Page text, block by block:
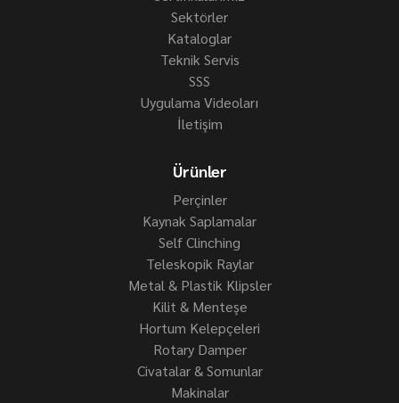
Sektörler
Kataloglar
Teknik Servis
SSS
Uygulama Videoları
İletişim
Ürünler
Perçinler
Kaynak Saplamalar
Self Clinching
Teleskopik Raylar
Metal & Plastik Klipsler
Kilit & Menteşe
Hortum Kelepçeleri
Rotary Damper
Civatalar & Somunlar
Makinalar